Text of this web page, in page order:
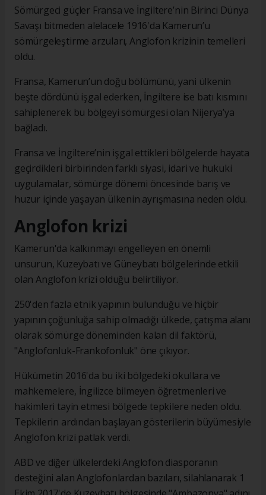
Sömürgeci güçler Fransa ve İngiltere’nin Birinci Dünya
Savaşı bitmeden alelacele 1916'da Kamerun’u
sömürgeleştirme arzuları, Anglofon krizinin temelleri
oldu.
Fransa, Kamerun’un doğu bölümünü, yani ülkenin
beşte dördünü işgal ederken, İngiltere ise batı kısmını
sahiplenerek bu bölgeyi sömürgesi olan Nijerya’ya
bağladı.
Fransa ve İngiltere’nin işgal ettikleri bölgelerde hayata
geçirdikleri birbirinden farklı siyasi, idari ve hukuki
uygulamalar, sömürge dönemi öncesinde barış ve
huzur içinde yaşayan ülkenin ayrışmasına neden oldu.
Anglofon krizi
Kamerun'da kalkınmayı engelleyen en önemli
unsurun, Kuzeybatı ve Güneybatı bölgelerinde etkili
olan Anglofon krizi olduğu belirtiliyor.
250'den fazla etnik yapının bulunduğu ve hiçbir
yapının çoğunluğa sahip olmadığı ülkede, çatışma alanı
olarak sömürge döneminden kalan dil faktörü,
"Anglofonluk-Frankofonluk" öne çıkıyor.
Hükümetin 2016'da bu iki bölgedeki okullara ve
mahkemelere, İngilizce bilmeyen öğretmenleri ve
hakimleri tayin etmesi bölgede tepkilere neden oldu.
Tepkilerin ardından başlayan gösterilerin büyümesiyle
Anglofon krizi patlak verdi.
ABD ve diğer ülkelerdeki Anglofon diasporanın
desteğini alan Anglofonlardan bazıları, silahlanarak 1